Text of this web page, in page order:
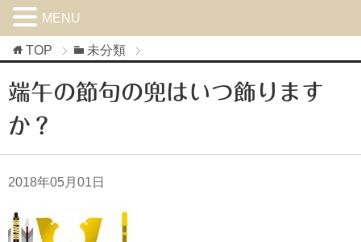
TOP 未分類
端午の節句の兜はいつ飾ります
か？
2018年05月01日
MENU